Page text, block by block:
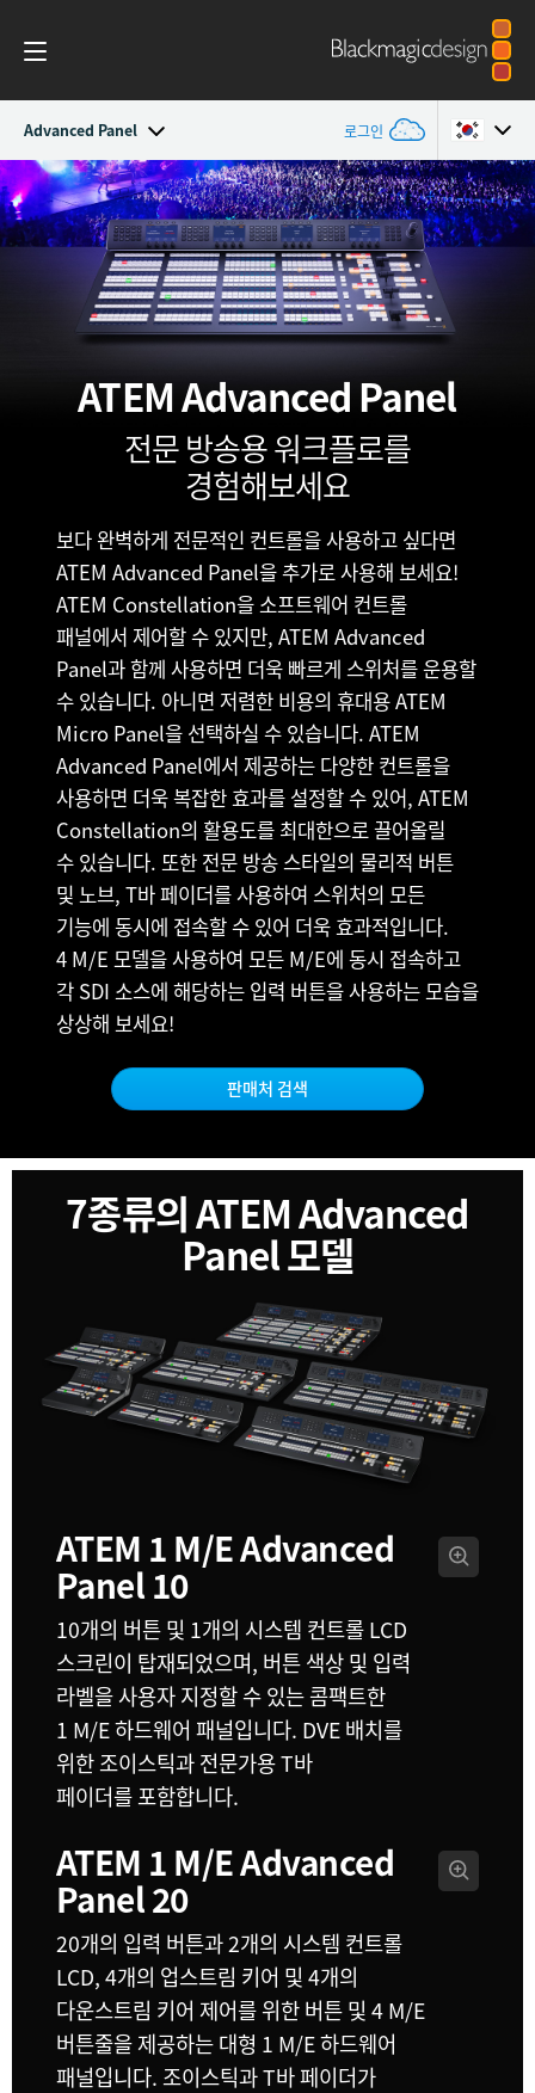
Advanced Panel 로그인
ATEM Constellation
디자인
소프트웨어 컨트롤
Advanced Panel
Argentina
Australia
Austria
Canada
China
Finland
France
Germany
Hong Kong SAR, China
India
Italy
Japan
Korea
Mexico
Malaysia
Netherlands
Norway
Poland
Singapore
South Africa
Spain
Chinese Taipei
Turkey
UAE
Ukraine
United Kingdom
United States
ATEMAdvanced Panel
전문 방송용 워크플로를
경험해보세요
보다 완벽하게 전문적인 컨트롤을 사용하고 싶다면
ATEM Advanced Panel을 추가로 사용해 보세요!
ATEM Constellation을 소프트웨어 컨트롤
패널에서 제어할 수 있지만, ATEM Advanced
Panel과 함께 사용하면 더욱 빠르게 스위처를 운용할
수 있습니다. 아니면 저렴한 비용의 휴대용 ATEM
Micro Panel을 선택하실 수 있습니다. ATEM
Advanced Panel에서 제공하는 다양한 컨트롤을
사용하면 더욱 복잡한 효과를 설정할 수 있어, ATEM
Constellation의 활용도를 최대한으로 끌어올릴
수 있습니다. 또한 전문 방송 스타일의 물리적 버튼
및 노브, T바 페이더를 사용하여 스위처의 모든
기능에 동시에 접속할 수 있어 더욱 효과적입니다.
4 M/E 모델을 사용하여 모든 M/E에 동시 접속하고
각 SDI 소스에 해당하는 입력 버튼을 사용하는 모습을
상상해 보세요!
판매처 검색
7종류의ATEM Advanced
Panel 모델
ATEM 1 M/EAdvanced
Panel 10
10개의 버튼 및 1개의 시스템 컨트롤 LCD
스크린이 탑재되었으며, 버튼 색상 및 입력
라벨을 사용자 지정할 수 있는 콤팩트한
1 M/E 하드웨어 패널입니다. DVE 배치를
위한 조이스틱과 전문가용 T바
페이더를 포함합니다.
ATEM 1 M/EAdvanced
Panel 20
20개의 입력 버튼과 2개의 시스템 컨트롤
LCD, 4개의 업스트림 키어 및 4개의
다운스트림 키어 제어를 위한 버튼 및 4 M/E
버튼줄을 제공하는 대형 1 M/E 하드웨어
패널입니다. 조이스틱과 T바 페이더가